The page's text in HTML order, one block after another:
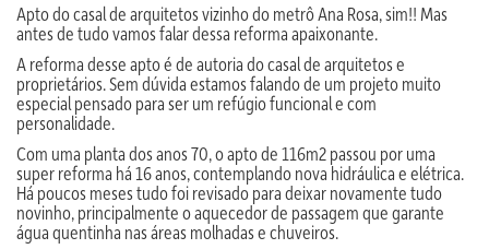
Apto do casal de arquitetos vizinho do metrô Ana Rosa, sim!! Mas
antes de tudo vamos falar dessa reforma apaixonante.
A reforma desse apto é de autoria do casal de arquitetos e
proprietários. Sem dúvida estamos falando de um projeto muito
especial pensado para ser um refúgio funcional e com
personalidade.
Com uma planta dos anos 70, o apto de 116m2 passou por uma
super reforma há 16 anos, contemplando nova hidráulica e elétrica.
Há poucos meses tudo foi revisado para deixar novamente tudo
novinho, principalmente o aquecedor de passagem que garante
água quentinha nas áreas molhadas e chuveiros.